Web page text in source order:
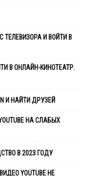
С ТЕЛЕВИЗОРА И ВОЙТИ В
В ОНЛАЙН-КИНОТЕАТР.
И НАЙТИ ДРУЗЕЙ
НА СЛАБЫХ
В 2023 ГОДУ
YOUTUBE НЕ